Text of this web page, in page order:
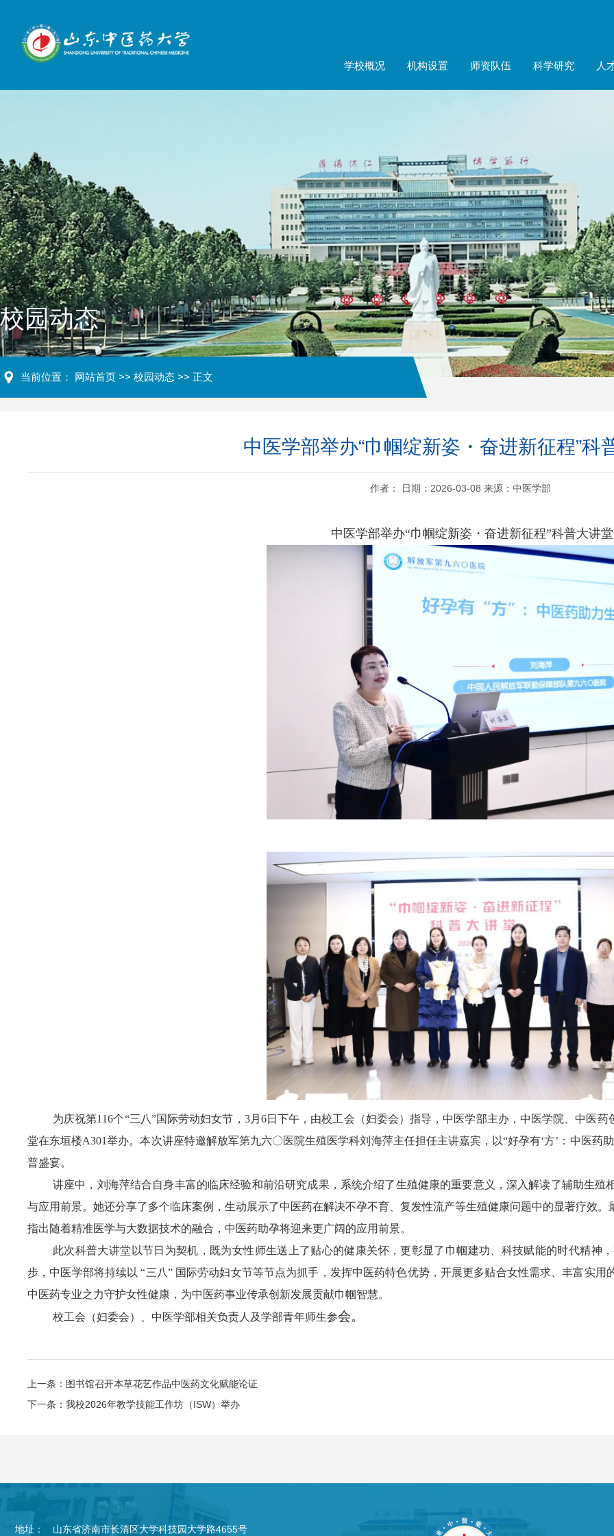
学校概况 机构设置 师资队伍 科学研究 人
校园动态
当前位置： 网站首页 >> 校园动态 >> 正文
中医学部举办“巾帼绽新姿・奋进新征程”科
作者： 日期：2026-03-08 来源：中医学部
中医学部举办“巾帼绽新姿・奋进新征程”科普大讲堂
为庆祝第116个“三八”国际劳动妇女节，3月6日下午，由校工会（妇委会）指导，中医学部主办，中医学院、中医
堂在东垣楼A301举办。本次讲座特邀解放军第九六〇医院生殖医学科刘海萍主任担任主讲嘉宾，以“好孕有‘方’：中医药
普盛宴。
讲座中，刘海萍结合自身丰富的临床经验和前沿研究成果，系统介绍了生殖健康的重要意义，深入解读了辅助生
与应用前景。她还分享了多个临床案例，生动展示了中医药在解决不孕不育、复发性流产等生殖健康问题中的显著疗效
指出随着精准医学与大数据技术的融合，中医药助孕将迎来更广阔的应用前景。
此次科普大讲堂以节日为契机，既为女性师生送上了贴心的健康关怀，更彰显了巾帼建功、科技赋能的时代精神
步，中医学部将持续以 “三八” 国际劳动妇女节等节点为抓手，发挥中医药特色优势，开展更多贴合女性需求、丰富实
中医药专业之力守护女性健康，为中医药事业传承创新发展贡献巾帼智慧。
校工会（妇委会）、中医学部相关负责人及学部青年师生参会。
上一条：图书馆召开本草花艺作品中医药文化赋能论证
下一条：我校2026年教学技能工作坊（ISW）举办
地址： 山东省济南市长清区大学科技园大学路4655号